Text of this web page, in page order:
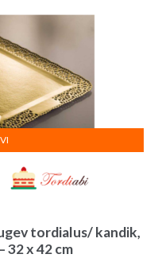
tordialus/ kandik,
32 x 42 cm